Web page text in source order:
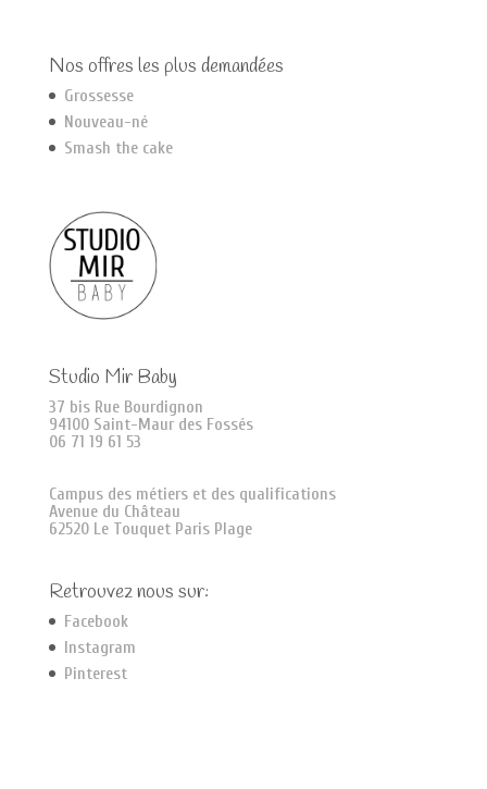
Nos offres les plus demandées
Grossesse
Nouveau-né
Smash the cake
Studio Mir Baby
37 bis Rue Bourdignon
94100 Saint-Maur des Fossés
06 71 19 61 53
Campus des métiers et des qualifications
Avenue du Château
62520 Le Touquet Paris Plage
Retrouvez nous sur:
Facebook
Instagram
Pinterest